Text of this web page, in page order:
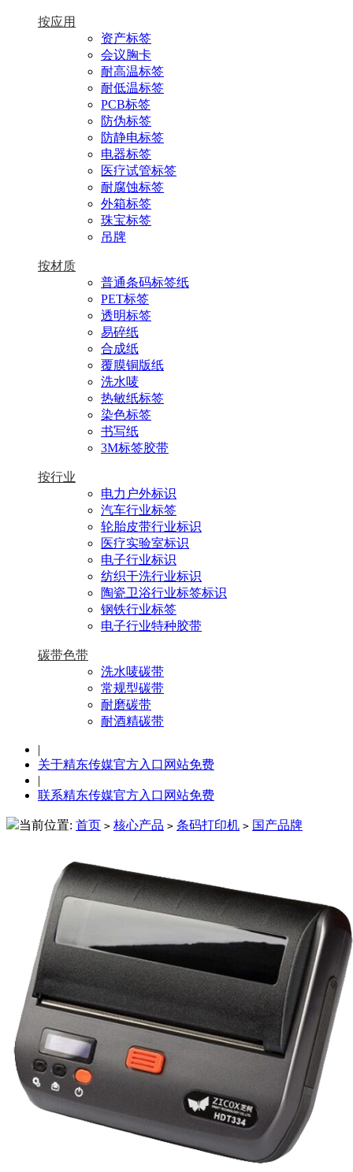
按应用
资产标签
会议胸卡
耐高温标签
耐低温标签
PCB标签
防伪标签
防静电标签
电器标签
医疗试管标签
耐腐蚀标签
外箱标签
珠宝标签
吊牌
按材质
普通条码标签纸
PET标签
透明标签
易碎纸
合成纸
覆膜铜版纸
洗水唛
热敏纸标签
染色标签
书写纸
3M标签胶带
按行业
电力户外标识
汽车行业标签
轮胎皮带行业标识
医疗实验室标识
电子行业标识
纺织干洗行业标识
陶瓷卫浴行业标签标识
钢铁行业标签
电子行业特种胶带
碳带色带
洗水唛碳带
常规型碳带
耐磨碳带
耐酒精碳带
|
关于精东传媒官方入口网站免费
|
联系精东传媒官方入口网站免费
当前位置: 首页 > 核心产品 > 条码打印机 > 国产品牌